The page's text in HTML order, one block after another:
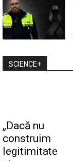
SCIENCE+
„Dacă nu
construim
legitimitate